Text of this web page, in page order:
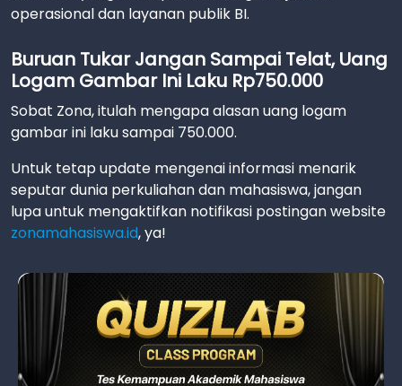
operasional dan layanan publik BI.
Buruan Tukar Jangan Sampai Telat, Uang
Logam Gambar Ini Laku Rp750.000
Sobat Zona, itulah mengapa alasan uang logam
gambar ini laku sampai 750.000.
Untuk tetap update mengenai informasi menarik
seputar dunia perkuliahan dan mahasiswa, jangan
lupa untuk mengaktifkan notifikasi postingan website
zonamahasiswa.id, ya!